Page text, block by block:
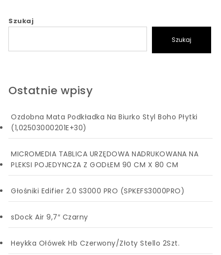
Szukaj
Szukaj
Ostatnie wpisy
Ozdobna Mata Podkładka Na Biurko Styl Boho Płytki
(1,02503000201E+30)
MICROMEDIA TABLICA URZĘDOWA NADRUKOWANA NA
PLEKSI POJEDYNCZA Z GODŁEM 90 CM X 80 CM
Głośniki Edifier 2.0 S3000 PRO (SPKEFS3000PRO)
sDock Air 9,7″ Czarny
Heykka Ołówek Hb Czerwony/Złoty Stello 2Szt.